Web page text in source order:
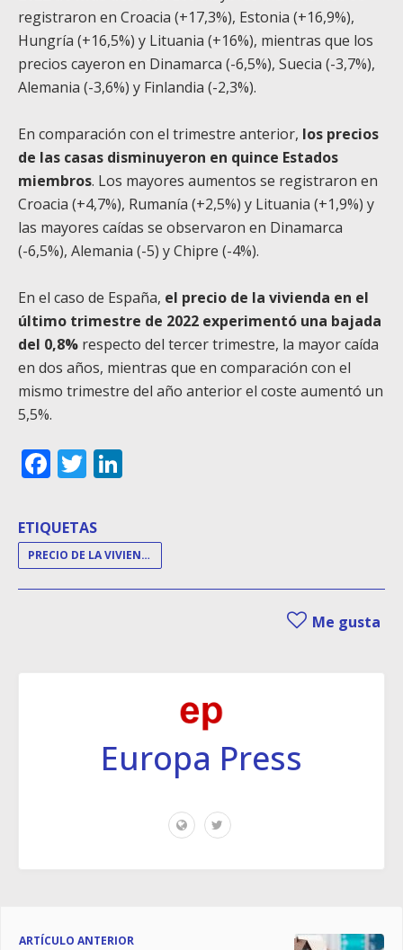
registraron en Croacia (+17,3%), Estonia (+16,9%),
Hungría (+16,5%) y Lituania (+16%), mientras que los
precios cayeron en Dinamarca (-6,5%), Suecia (-3,7%),
Alemania (-3,6%) y Finlandia (-2,3%).
En comparación con el trimestre anterior, los precios
de las casas disminuyeron en quince Estados
miembros. Los mayores aumentos se registraron en
Croacia (+4,7%), Rumanía (+2,5%) y Lituania (+1,9%) y
las mayores caídas se observaron en Dinamarca
(-6,5%), Alemania (-5) y Chipre (-4%).
En el caso de España, el precio de la vivienda en el
último trimestre de 2022 experimentó una bajada
del 0,8% respecto del tercer trimestre, la mayor caída
en dos años, mientras que en comparación con el
mismo trimestre del año anterior el coste aumentó un
5,5%.
Facebook
Twitter
ETIQUETAS
PRECIO DE LA VIVIENDA
Me gusta
Europa Press
ARTÍCULO ANTERIOR